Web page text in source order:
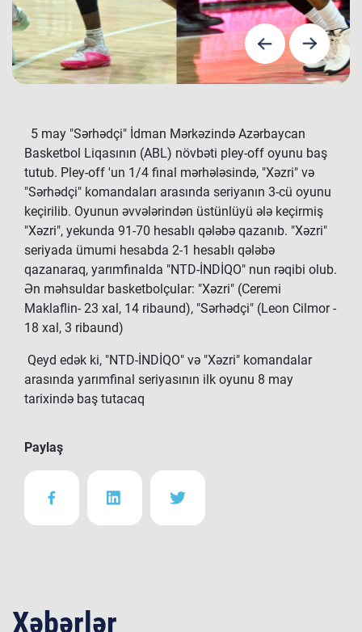
5 may "Sərhədçi" İdman Mərkəzində Azərbaycan
Basketbol Liqasının (ABL) növbəti pley-off oyunu baş
tutub. Pley-off 'un 1/4 final mərhələsində, "Xəzri" və
"Sərhədçi" komandaları arasında seriyanın 3-cü oyunu
keçirilib. Oyunun əvvələrindən üstünlüyü ələ keçirmiş
"Xəzri", yekunda 91-70 hesablı qələbə qazanıb. "Xəzri"
seriyada ümumi hesabda 2-1 hesablı qələbə
qazanaraq, yarımfinalda "NTD-İNDİQO" nun rəqibi olub.
Ən məhsuldar basketbolçular: "Xəzri" (Ceremi
Maklaflin- 23 xal, 14 ribaund), "Sərhədçi" (Leon Cilmor -
18 xal, 3 ribaund)
Qeyd edək ki, "NTD-İNDİQO" və "Xəzri" komandalar
arasında yarımfinal seriyasının ilk oyunu 8 may
tarixində baş tutacaq
Paylaş
Xəbərlər